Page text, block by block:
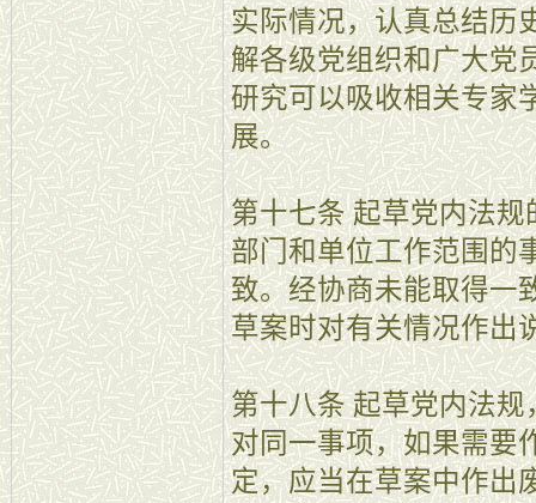
实际情况，认真总结历
解各级党组织和广大党
研究可以吸收相关专家
展。
第十七条 起草党内法
部门和单位工作范围的
致。经协商未能取得一
草案时对有关情况作出
第十八条 起草党内法
对同一事项，如果需要
定，应当在草案中作出